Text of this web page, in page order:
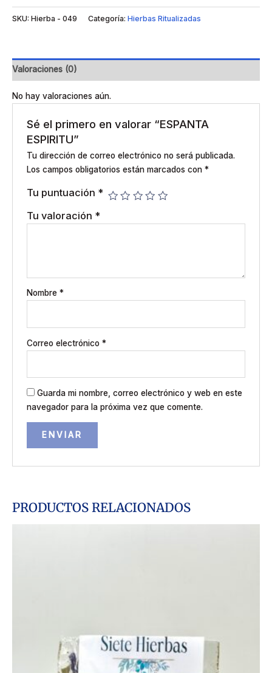
SKU: Hierba - 049 Categoría: Hierbas Ritualizadas
Valoraciones (0)
No hay valoraciones aún.
Sé el primero en valorar “ESPANTA
ESPIRITU”
Tu dirección de correo electrónico no será publicada.
Los campos obligatorios están marcados con *
Tu puntuación *
Tu valoración *
Nombre *
Correo electrónico *
Guarda mi nombre, correo electrónico y web en este
navegador para la próxima vez que comente.
PRODUCTOS RELACIONADOS